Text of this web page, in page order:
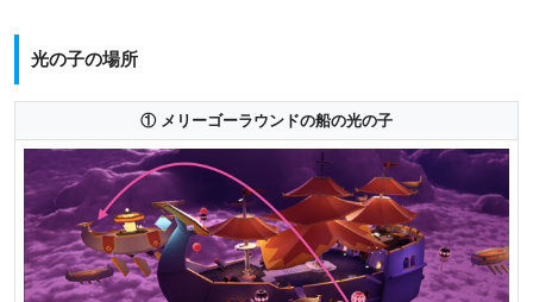
光の子の場所
① メリーゴーラウンドの船の光の子